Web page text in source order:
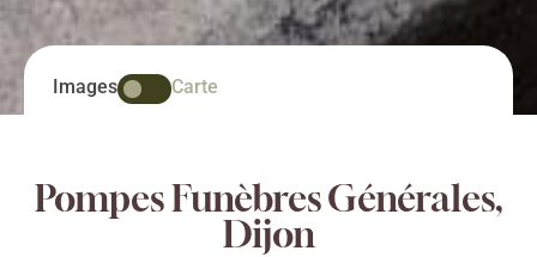
Images Carte
Pompes Funèbres Générales,
Dijon